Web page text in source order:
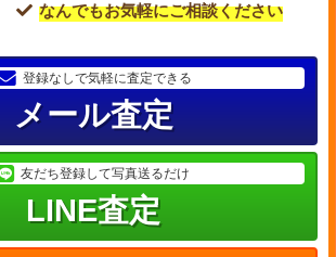
なんでもお気軽にご相談ください
登録なしで気軽に査定できる
メール査定
友だち登録して写真送るだけ
LINE査定